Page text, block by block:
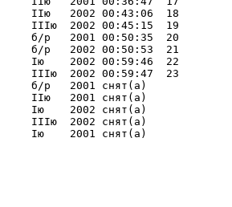
IIю   2002 00:43:06  18
IIIю  2002 00:45:15  19
б/р   2001 00:50:35  20
б/р   2002 00:50:53  21
Iю    2002 00:59:46  22
IIIю  2002 00:59:47  23
б/р   2001 снят(а)
IIю   2001 снят(а)
Iю    2002 снят(а)
IIIю  2002 снят(а)
Iю    2001 снят(а)